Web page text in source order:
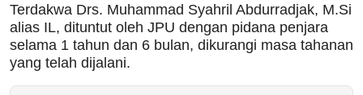
Terdakwa Drs. Muhammad Syahril Abdurradjak, M.Si
alias IL, dituntut oleh JPU dengan pidana penjara
selama 1 tahun dan 6 bulan, dikurangi masa tahanan
yang telah dijalani.